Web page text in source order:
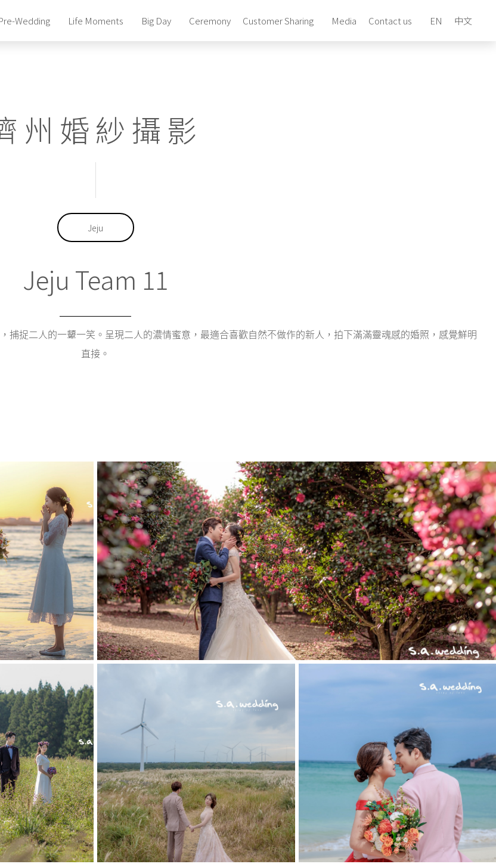
Wedding
Pre-Wedding Package
Bridal Gowns & Suites
Photography Studio
Pre-Wedding Package
Celebrity Beauty Artistry
Life Moments Big Day Ceremony Customer Sharing Media Contact us EN 中文
州婚紗攝影
Jeju
Jeju Team 11
捕捉二人的一顰一笑。呈現二人的濃情蜜意，最適合喜歡自然不做作的新人，拍下滿滿靈魂感的婚照，感覺鮮明
直接。